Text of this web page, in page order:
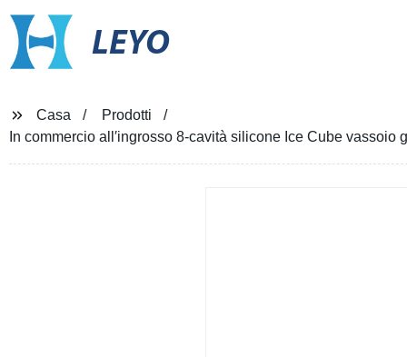
LEYO
Casa
Prodotti
In commercio all′ingrosso 8-cavità silicone Ice Cube